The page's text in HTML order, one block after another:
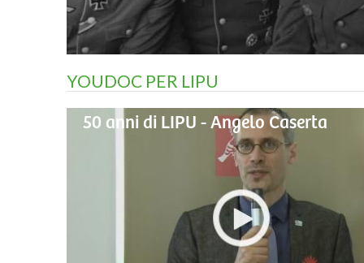
YOUDOC PER LIPU
50 anni di LIPU - Angelo Caserta